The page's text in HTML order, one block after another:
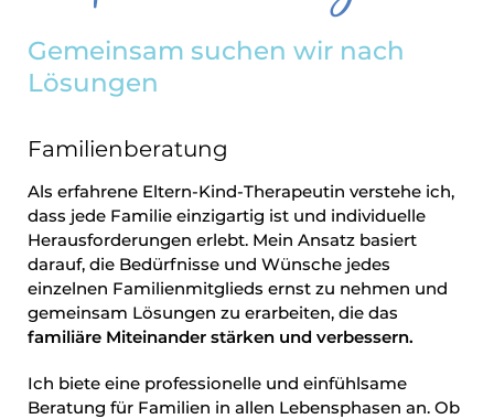
Gemeinsam suchen wir nach
Lösungen
Familienberatung
Als erfahrene Eltern-Kind-Therapeutin verstehe ich,
dass jede Familie einzigartig ist und individuelle
Herausforderungen erlebt. Mein Ansatz basiert
darauf, die Bedürfnisse und Wünsche jedes
einzelnen Familienmitglieds ernst zu nehmen und
gemeinsam Lösungen zu erarbeiten, die das
familiäre Miteinander stärken und verbessern.
Ich biete eine professionelle und einfühlsame
Beratung für Familien in allen Lebensphasen an. Ob